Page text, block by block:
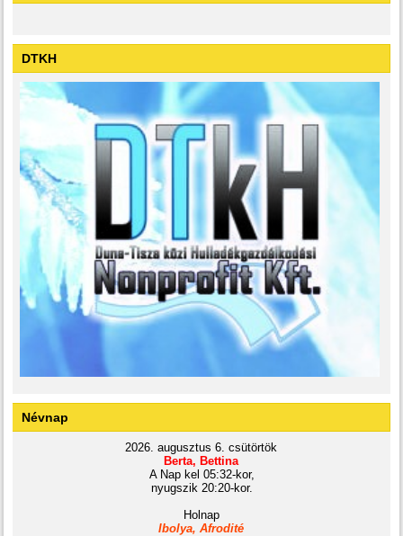
DTKH
Névnap
2026. augusztus 6. csütörtök
Berta, Bettina
A Nap kel 05:32-kor,
nyugszik 20:20-kor.
Holnap
Ibolya, Afrodité